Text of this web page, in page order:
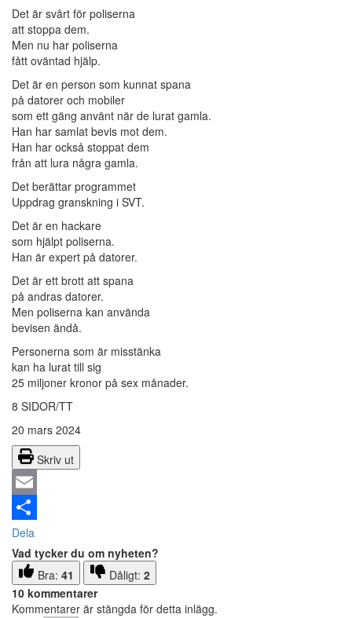
Det är svårt för poliserna
att stoppa dem.
Men nu har poliserna
fått oväntad hjälp.
Det är en person som kunnat spana
på datorer och mobiler
som ett gäng använt när de lurat gamla.
Han har samlat bevis mot dem.
Han har också stoppat dem
från att lura några gamla.
Det berättar programmet
Uppdrag granskning i SVT.
Det är en hackare
som hjälpt poliserna.
Han är expert på datorer.
Det är ett brott att spana
på andras datorer.
Men poliserna kan använda
bevisen ändå.
Personerna som är misstänka
kan ha lurat till sig
25 miljoner kronor på sex månader.
8 SIDOR/TT
20 mars 2024
Skriv ut
Email
Dela
Vad tycker du om nyheten?
Bra: 41 Dåligt: 2
10 kommentarer
Kommentarer är stängda för detta inlägg.